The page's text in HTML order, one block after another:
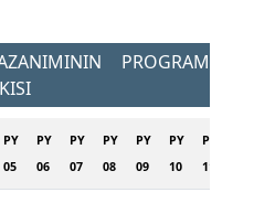
PROGRAM
PY
05
PY
06
PY
07
PY
08
PY
09
PY
10
PY
11